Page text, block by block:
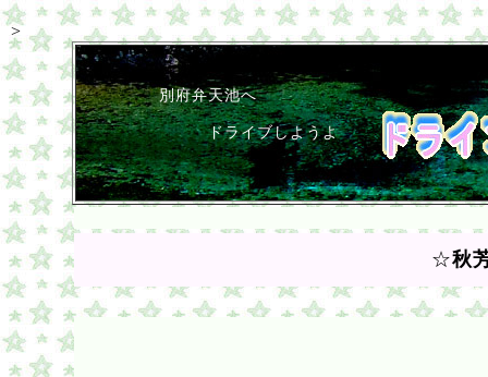
>
別府弁天池へ
ドライブしようよ
☆秋